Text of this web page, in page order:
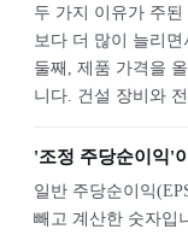
두 가지 이유가 주
보다 더 많이 늘리
둘째, 제품 가격을
니다. 건설 장비와
'조정 주당순이익'
일반 주당순이익
빼고 계산한 숫자입